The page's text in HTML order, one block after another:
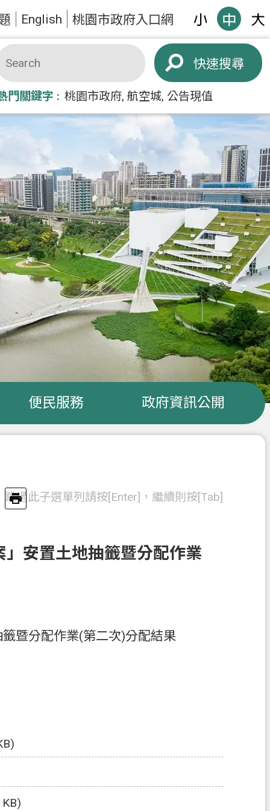
English 桃園市政府入口網
搜尋
門關鍵字 桃園市政府 航空城 公告現值
便民服務 政府資訊公開
跳過此子選單列請按[Enter]，繼續則按[Tab]
安置土地抽籤暨分配作業
暨分配作業(第二次)分配結果